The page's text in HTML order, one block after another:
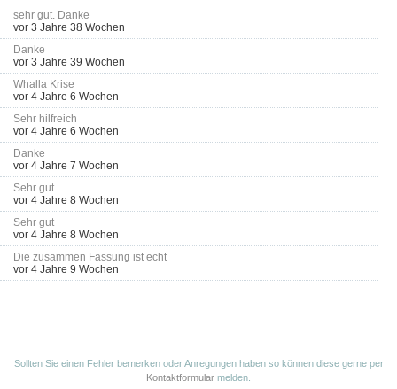
sehr gut. Danke
vor 3 Jahre 38 Wochen
Danke
vor 3 Jahre 39 Wochen
Whalla Krise
vor 4 Jahre 6 Wochen
Sehr hilfreich
vor 4 Jahre 6 Wochen
Danke
vor 4 Jahre 7 Wochen
Sehr gut
vor 4 Jahre 8 Wochen
Sehr gut
vor 4 Jahre 8 Wochen
Die zusammen Fassung ist echt
vor 4 Jahre 9 Wochen
Sollten Sie einen Fehler bemerken oder Anregungen haben so können diese gerne per
Kontaktformular melden.